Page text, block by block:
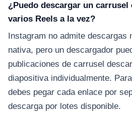
¿Puedo descargar un carrusel
varios Reels a la vez?
Instagram no admite descargas
nativa, pero un descargador
publicaciones de carrusel
diapositiva individualmente.
debes pegar cada enlace por
descarga por lotes disponible.